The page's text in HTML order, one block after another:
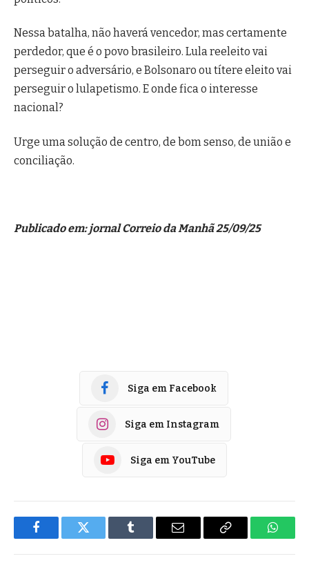
Nessa batalha, não haverá vencedor, mas certamente
perdedor, que é o povo brasileiro. Lula reeleito vai
perseguir o adversário, e Bolsonaro ou títere eleito vai
perseguir o lulapetismo. E onde fica o interesse
nacional?
Urge uma solução de centro, de bom senso, de união e
conciliação.
Publicado em: jornal Correio da Manhã 25/09/25
Siga em Facebook
Siga em Instagram
Siga em YouTube
FacebookTwitter Tumblr
E-
Copiar